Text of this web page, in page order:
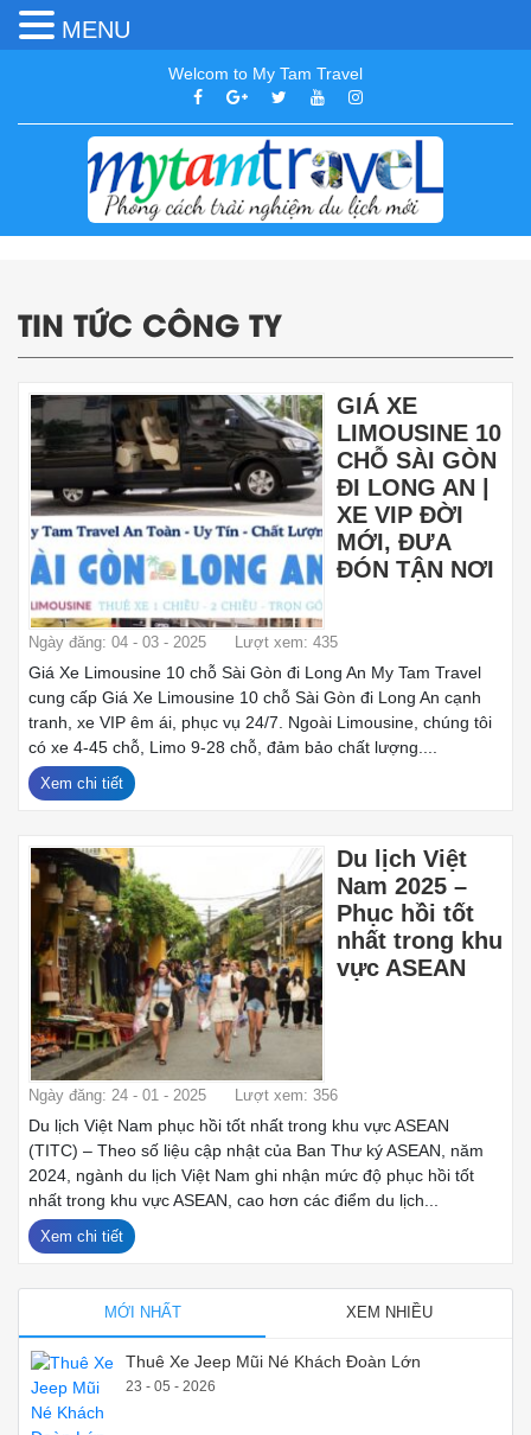
Welcom to My Tam Travel
TIN TỨC CÔNG TY
GIÁ XE
LIMOUSINE 10
CHỖ SÀI GÒN
ĐI LONG AN |
XE VIP ĐỜI
MỚI, ĐƯA
ĐÓN TẬN NƠI
Ngày đăng: 04 - 03 - 2025 Lượt xem: 435
Giá Xe Limousine 10 chỗ Sài Gòn đi Long An My Tam Travel
cung cấp Giá Xe Limousine 10 chỗ Sài Gòn đi Long An cạnh
tranh, xe VIP êm ái, phục vụ 24/7. Ngoài Limousine, chúng tôi
có xe 4-45 chỗ, Limo 9-28 chỗ, đảm bảo chất lượng....
Xem chi tiết
Du lịch Việt
Nam 2025 –
Phục hồi tốt
nhất trong khu
vực ASEAN
Ngày đăng: 24 - 01 - 2025 Lượt xem: 356
Du lịch Việt Nam phục hồi tốt nhất trong khu vực ASEAN
(TITC) – Theo số liệu cập nhật của Ban Thư ký ASEAN, năm
2024, ngành du lịch Việt Nam ghi nhận mức độ phục hồi tốt
nhất trong khu vực ASEAN, cao hơn các điểm du lịch...
Xem chi tiết
MỚI NHẤT XEM NHIỀU
Thuê Xe Jeep Mũi Né Khách Đoàn Lớn
23 - 05 - 2026
MENU